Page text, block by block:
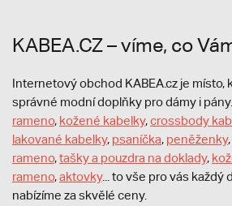
KABEA.CZ – víme, co
Internetový obchod KABEA.cz je místo,
správné modní doplňky pro dámy i pány.
rameno, kožené kabelky,crossbody
lakované kabelky, psaníčka, peněženky,
rameno,tašky a pouzdra na doklady,
rameno,aktovky... to vše pro vás každý
nabízíme za skvělé ceny.